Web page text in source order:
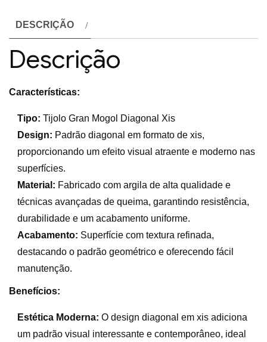
DESCRIÇÃO
Descrição
Características:
Tipo: Tijolo Gran Mogol Diagonal Xis
Design: Padrão diagonal em formato de xis,
proporcionando um efeito visual atraente e moderno nas
superfícies.
Material: Fabricado com argila de alta qualidade e
técnicas avançadas de queima, garantindo resistência,
durabilidade e um acabamento uniforme.
Acabamento: Superfície com textura refinada,
destacando o padrão geométrico e oferecendo fácil
manutenção.
Benefícios:
Estética Moderna: O design diagonal em xis adiciona
um padrão visual interessante e contemporâneo, ideal